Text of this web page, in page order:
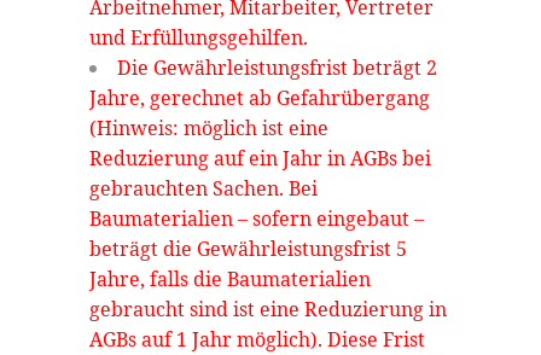
Arbeitnehmer, Mitarbeiter, Vertreter
und Erfüllungsgehilfen.
Die Gewährleistungsfrist beträgt 2
Jahre, gerechnet ab Gefahrübergang
(Hinweis: möglich ist eine
Reduzierung auf ein Jahr in AGBs bei
gebrauchten Sachen. Bei
Baumaterialien – sofern eingebaut –
beträgt die Gewährleistungsfrist 5
Jahre, falls die Baumaterialien
gebraucht sind ist eine Reduzierung in
AGBs auf 1 Jahr möglich). Diese Frist